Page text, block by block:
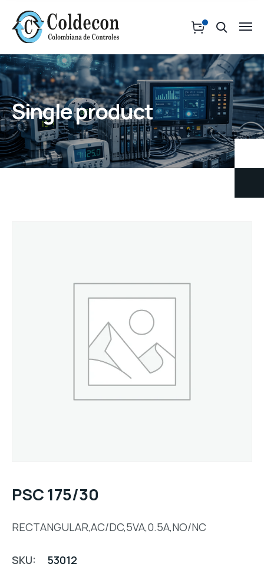
Single product
PSC 175/30
RECTANGULAR,AC/DC,5VA,0.5A,NO/NC
SKU:
53012